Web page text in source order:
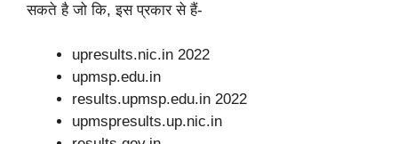
सकते है जो कि, इस प्रकार से हैं-
upresults.nic.in 2022
upmsp.edu.in
results.upmsp.edu.in 2022
upmspresults.up.nic.in